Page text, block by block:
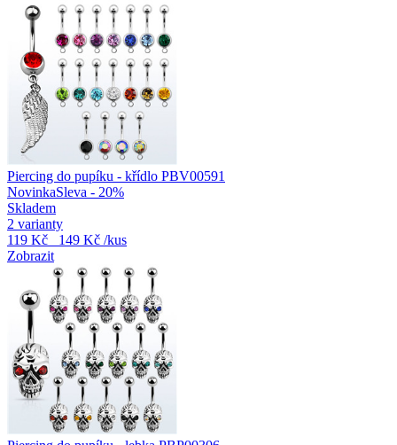
Piercing do pupíku - křídlo PBV00591
NovinkaSleva - 20%
Skladem
2 varianty
119 Kč
149 Kč /kus
Zobrazit